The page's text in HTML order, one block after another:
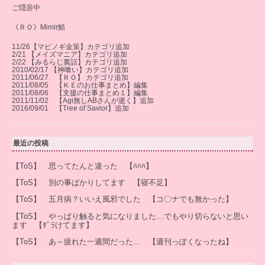
ご隠居中
《ＲＯ》Mimir鯖
11/26【マビノギ金策】カテゴリ追加
2/21 【メイズマニア】カテゴリ追加
2/22 【みるらじ裏話】カテゴリ追加
2010/02/17 【神喰い】カテゴリ追加
2011/06/27 【ＲＯ】 カテゴリ追加
2011/08/05 【ＫＥのお仕事まとめ】編集
2011/08/06 【支援の仕事まとめ１】編集
2011/11/02 【Agi無しABさんが逝く】追加
2016/09/01 【Tree of Savior】追加
最近の投稿
【ToS】 思ってたんと違った 【ﾊﾊﾊ】
【ToS】 別の事ばかりしてます 【寝不足】
【ToS】 五月病？いいえ風邪でした 【コ〇ナでも無かった】
【ToS】 やっぱり触ると気になりました…でもやり切らないと思い
ます 【ﾀﾞﾗけてます】
【ToS】 あ～疲れた一週間だった… 【週刊っぽくなったね】